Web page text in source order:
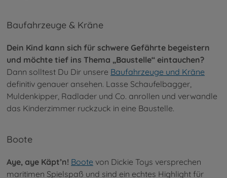
Baufahrzeuge & Kräne
Dein Kind kann sich für schwere Gefährte begeistern
und möchte tief ins Thema „Baustelle“ eintauchen?
Dann solltest Du Dir unsere Baufahrzeuge und Kräne
definitiv genauer ansehen. Lasse Schaufelbagger,
Muldenkipper, Radlader und Co. anrollen und verwandle
das Kinderzimmer ruckzuck in eine Baustelle.
Boote
Aye, aye Käpt’n! Boote von Dickie Toys versprechen
maritimen Spielspaß und sind ein echtes Highlight für